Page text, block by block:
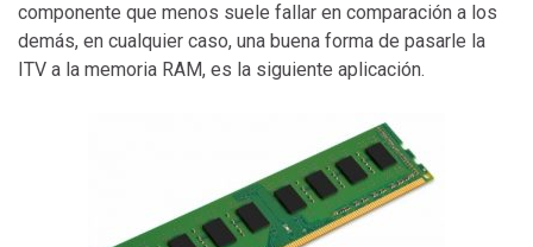
componente que menos suele fallar en comparación a los
demás, en cualquier caso, una buena forma de pasarle la
ITV a la memoria RAM, es la siguiente aplicación.